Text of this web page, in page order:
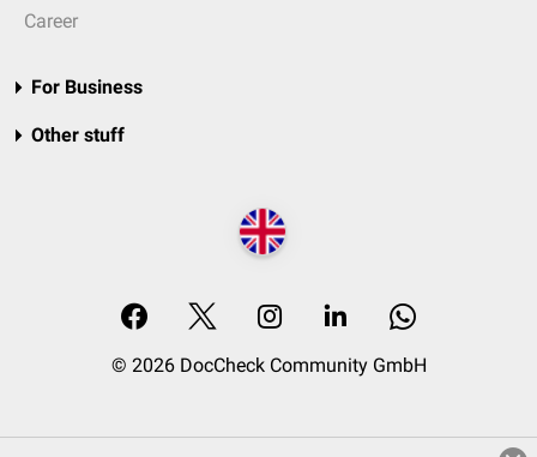
Career
For Business
Other stuff
© 2026 DocCheck Community GmbH